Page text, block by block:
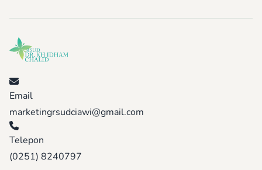
Email
marketingrsudciawi@gmail.com
Telepon
(0251) 8240797